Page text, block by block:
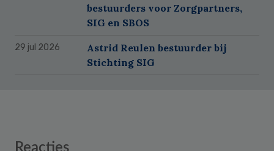
bestuurders voor Zorgpartners,
SIG en SBOS
29 jul 2026
Astrid Reulen bestuurder bij
Stichting SIG
Reader
Reacties